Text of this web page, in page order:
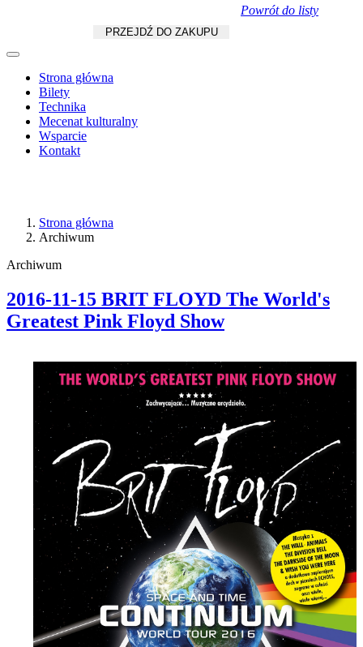
PRZEJDŹ DO ZAKUPU
Strona główna
Bilety
Technika
Mecenat kulturalny
Wsparcie
Kontakt
Strona główna
Archiwum
Archiwum
2016-11-15 BRIT FLOYD The World's
Greatest Pink Floyd Show
Powrót do listy